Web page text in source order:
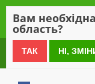
0 800 21 54
Вам
область?
ТАК НІ,